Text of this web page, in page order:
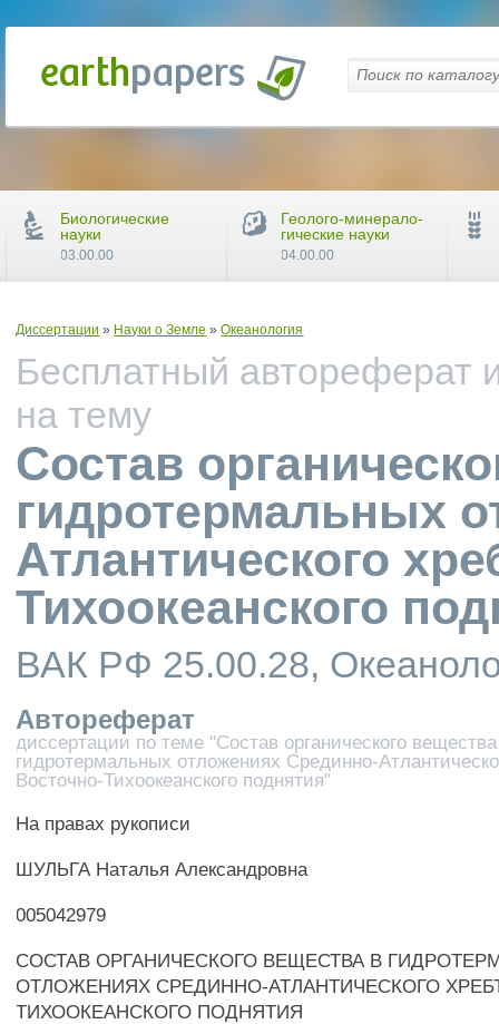
Диссертации » Науки о Земле »Океанология
Бесплатный автореферат
на тему
Состав
гидротермальных
Атлантического
Тихоокеанского
ВАК РФ 25.00.28,
Автореферат
диссертации по теме "Состав органического
гидротермальных отложениях Срединно-
Восточно-Тихоокеанского поднятия"
На правах рукописи
ШУЛЬГА Наталья Александровна
005042979
СОСТАВ ОРГАНИЧЕСКОГО ВЕЩЕСТВА В
ОТЛОЖЕНИЯХ СРЕДИННО-АТЛАНТИЧЕСКОГО
ТИХООКЕАНСКОГО ПОДНЯТИЯ
Биологические
науки
03.00.00
Геолого-минерало-
гические науки
04.00.00